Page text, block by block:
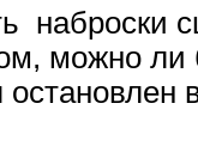
наброски
можно